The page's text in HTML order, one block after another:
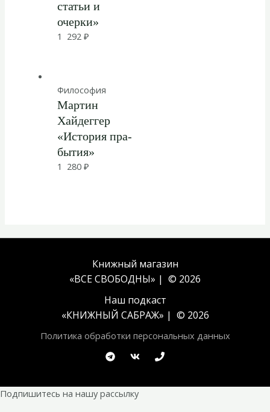
статьи и
очерки»
1 292₽
Философия
Мартин
Хайдеггер
«История пра-
бытия»
1 280₽
Книжный магазин
«ВСЕ СВОБОДНЫ» | © 2026
Наш подкаст
«КНИЖНЫЙ САБРАЖ» | © 2026
Политика обработки персональных данных
Подпишитесь на нашу рассылку